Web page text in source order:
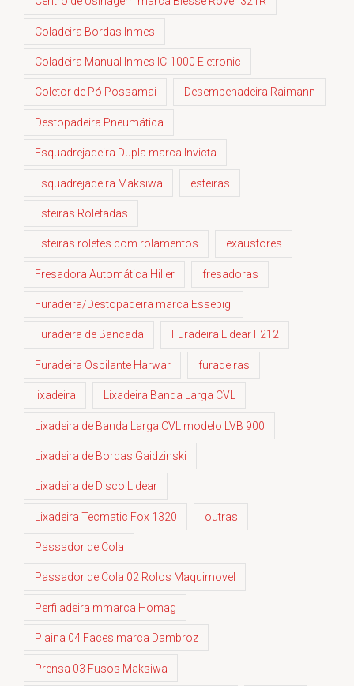
Coladeira Bordas Inmes
Coladeira Manual Inmes IC-1000 Eletronic
Coletor de Pó Possamai Desempenadeira Raimann
Destopadeira Pneumática
Esquadrejadeira Dupla marca Invicta
Esquadrejadeira Maksiwa esteiras
Esteiras Roletadas
Esteiras roletes com rolamentos exaustores
Fresadora Automática Hiller fresadoras
Furadeira/Destopadeira marca Essepigi
Furadeira de Bancada Furadeira Lidear F212
Furadeira Oscilante Harwar furadeiras
lixadeira Lixadeira Banda Larga CVL
Lixadeira de Banda Larga CVL modelo LVB 900
Lixadeira de Bordas Gaidzinski
Lixadeira de Disco Lidear
Lixadeira Tecmatic Fox 1320 outras
Passador de Cola
Passador de Cola 02 Rolos Maquimovel
Perfiladeira mmarca Homag
Plaina 04 Faces marca Dambroz
Prensa 03 Fusos Maksiwa